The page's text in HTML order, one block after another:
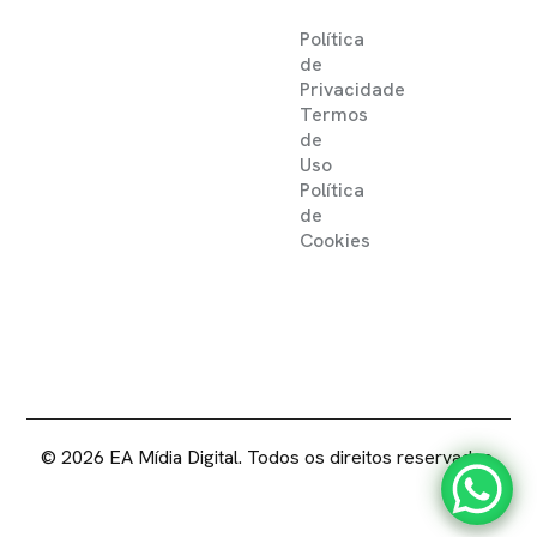
Política
de
Privacidade
Termos
de
Uso
Política
de
Cookies
© 2026 EA Mídia Digital. Todos os direitos reservados.